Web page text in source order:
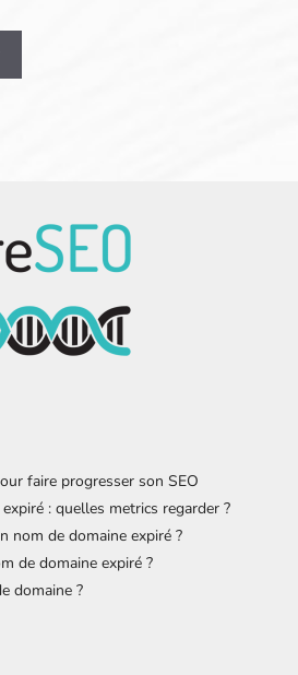
faire progresser son SEO
: quelles metrics regarder ?
nom de domaine expiré ?
de domaine expiré ?
domaine ?